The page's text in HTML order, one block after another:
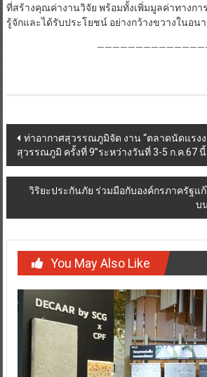
ที่สร้างคุณค่างานวิจัย พร้อมทั้งเพิ่มมูลค่าทางกา
รู้จักและได้รับประโยชน์ อย่างกว้างขวางในอนา
Post
navigation
ท่าอากาศสุวรรณภูมิจัด งาน “ตลาดนัดแรง
สุวรรณภูมิ ครั้งที่ 9”ระหว่างวันที่ 3-5 ก.ค.67 นี้
วิริยะประกันภัย ร่วมมือกับองค์กรภาครัฐแ
บ
You May Also Like